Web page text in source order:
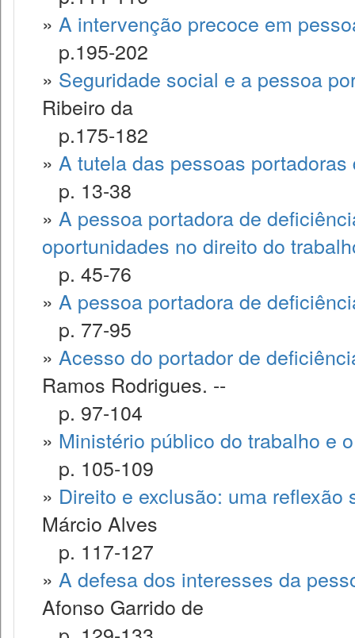
» A intervenção precoce em
p.195-202
» Seguridade social e a pessoa
Ribeiro da
p.175-182
» A tutela das pessoas
p. 13-38
» A pessoa portadora de
oportunidades no direito do
p. 45-76
» A pessoa portadora de
p. 77-95
» Acesso do portador de
Ramos Rodrigues. --
p. 97-104
» Ministério público do trabalho e
p. 105-109
» Direito e exclusão: uma
Márcio Alves
p. 117-127
» A defesa dos interesses da
Afonso Garrido de